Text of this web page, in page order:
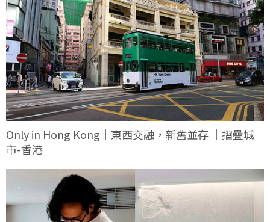
Only in Hong Kong｜東西交融，新舊並存 ｜摺疊城
市-香港